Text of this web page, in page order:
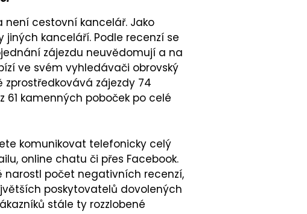
není cestovní kancelář. Jako
kanceláří. Podle recenzí se
zájezdu neuvědomují a na
ve svém vyhledávači obrovský
zprostředkovává zájezdy 74
kamenných poboček po celé
komunikovat telefonicky celý
online chatu či přes Facebook.
narostl počet negativních recenzí,
poskytovatelů dovolených
stále ty rozzlobené